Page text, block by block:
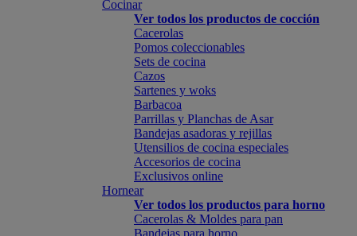
Cocinar
Ver todos los productos de cocción
Cacerolas
Pomos coleccionables
Sets de cocina
Cazos
Sartenes y woks
Barbacoa
Parrillas y Planchas de Asar
Bandejas asadoras y rejillas
Utensilios de cocina especiales
Accesorios de cocina
Exclusivos online
Hornear
Ver todos los productos para horno
Cacerolas & Moldes para pan
Bandejas para horno